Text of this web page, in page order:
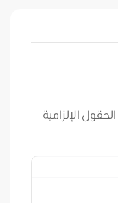
الحقول الإلزامية